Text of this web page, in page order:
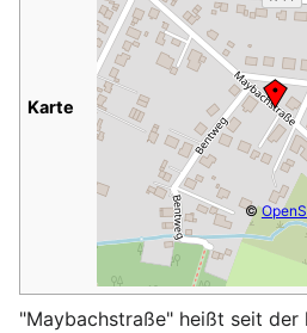
Karte
©
"Maybachstraße" heißt seit der